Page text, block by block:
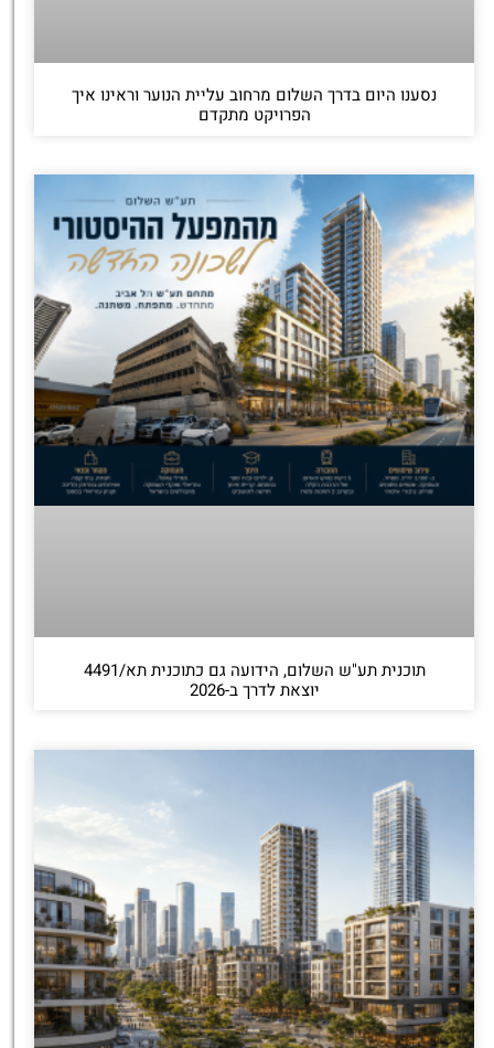
נסענו היום בדרך השלום מרחוב עליית הנוער וראינו איך
הפרויקט מתקדם
תוכנית תע"ש השלום, הידועה גם כתוכנית תא/4491
יוצאת לדרך ב-2026